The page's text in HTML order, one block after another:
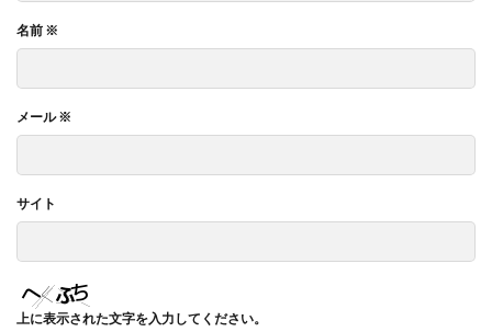
名前 ※
メール※
サイト
上に表示された文字を入力してください。